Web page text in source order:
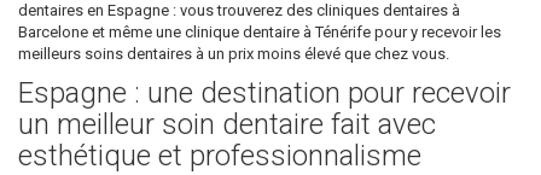
dentaires en Espagne : vous trouverez des cliniques dentaires à
Barcelone et même une clinique dentaire à Ténérife pour y recevoir les
meilleurs soins dentaires à un prix moins élevé que chez vous.
Espagne : une destination pour recevoir
un meilleur soin dentaire fait avec
esthétique et professionnalisme